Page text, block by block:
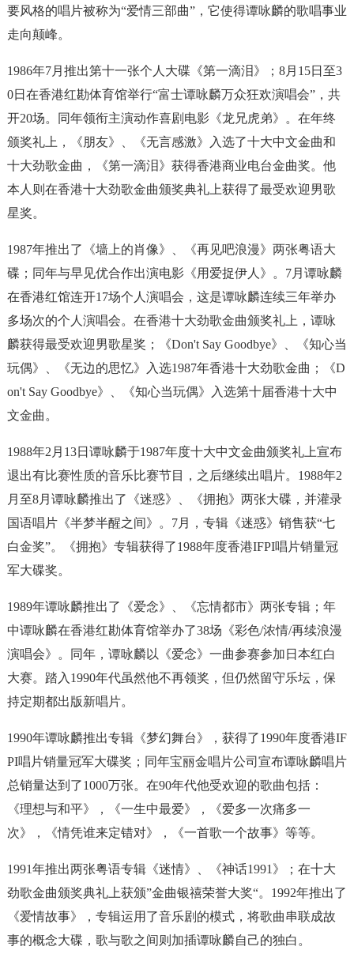
要风格的唱片被称为“爱情三部曲”，它使得谭咏麟的歌唱事业
走向颠峰。
1986年7月推出第十一张个人大碟《第一滴泪》；8月15日至3
0日在香港红勘体育馆举行“富士谭咏麟万众狂欢演唱会”，共
开20场。同年领衔主演动作喜剧电影《龙兄虎弟》。在年终
颁奖礼上，《朋友》、《无言感激》入选了十大中文金曲和
十大劲歌金曲，《第一滴泪》获得香港商业电台金曲奖。他
本人则在香港十大劲歌金曲颁奖典礼上获得了最受欢迎男歌
星奖。
1987年推出了《墙上的肖像》、《再见吧浪漫》两张粤语大
碟；同年与早见优合作出演电影《用爱捉伊人》。7月谭咏麟
在香港红馆连开17场个人演唱会，这是谭咏麟连续三年举办
多场次的个人演唱会。在香港十大劲歌金曲颁奖礼上，谭咏
麟获得最受欢迎男歌星奖；《Don't Say Goodbye》、《知心当
玩偶》、《无边的思忆》入选1987年香港十大劲歌金曲；《D
on't Say Goodbye》、《知心当玩偶》入选第十届香港十大中
文金曲。
1988年2月13日谭咏麟于1987年度十大中文金曲颁奖礼上宣布
退出有比赛性质的音乐比赛节目，之后继续出唱片。1988年2
月至8月谭咏麟推出了《迷惑》、《拥抱》两张大碟，并灌录
国语唱片《半梦半醒之间》。7月，专辑《迷惑》销售获“七
白金奖”。《拥抱》专辑获得了1988年度香港IFPI唱片销量冠
军大碟奖。
1989年谭咏麟推出了《爱念》、《忘情都市》两张专辑；年
中谭咏麟在香港红勘体育馆举办了38场《彩色/浓情/再续浪漫
演唱会》。同年，谭咏麟以《爱念》一曲参赛参加日本红白
大赛。踏入1990年代虽然他不再领奖，但仍然留守乐坛，保
持定期都出版新唱片。
1990年谭咏麟推出专辑《梦幻舞台》，获得了1990年度香港IF
PI唱片销量冠军大碟奖；同年宝丽金唱片公司宣布谭咏麟唱片
总销量达到了1000万张。在90年代他受欢迎的歌曲包括：
《理想与和平》，《一生中最爱》，《爱多一次痛多一
次》，《情凭谁来定错对》，《一首歌一个故事》等等。
1991年推出两张粤语专辑《迷情》、《神话1991》；在十大
劲歌金曲颁奖典礼上获颁”金曲银禧荣誉大奖“。1992年推出了
《爱情故事》，专辑运用了音乐剧的模式，将歌曲串联成故
事的概念大碟，歌与歌之间则加插谭咏麟自己的独白。